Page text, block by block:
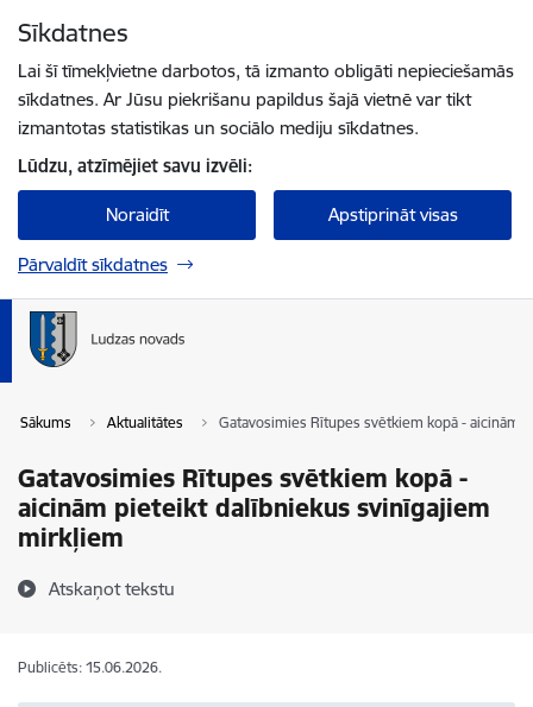
Sīkdatnes
Lai šī tīmekļvietne darbotos, tā izmanto obligāti nepieciešamās
sīkdatnes. Ar Jūsu piekrišanu papildus šajā vietnē var tikt
izmantotas statistikas un sociālo mediju sīkdatnes.
Lūdzu, atzīmējiet savu izvēli:
Noraidīt Apstiprināt visas
Pārvaldīt sīkdatnes
Sākums Aktualitātes Gatavosimies Rītupes svētkiem kopā -
Gatavosimies Rītupes svētkiem kopā -
aicinām pieteikt dalībniekus svinīgajiem
mirkļiem
Atskaņot tekstu
Publicēts: 15.06.2026.